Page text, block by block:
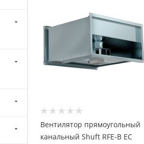
Вентилятор прямоугольный
канальный Shuft RFE-B EC